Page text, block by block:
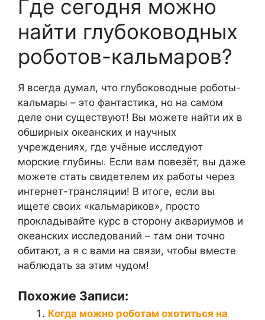
Где сегодня можно
найти глубоководных
роботов-кальмаров?
Я всегда думал, что глубоководные роботы-
кальмары – это фантастика, но на самом
деле они существуют! Вы можете найти их в
обширных океанских и научных
учреждениях, где учёные исследуют
морские глубины. Если вам повезёт, вы даже
можете стать свидетелем их работы через
интернет-трансляции! В итоге, если вы
ищете своих «кальмариков», просто
прокладывайте курс в сторону аквариумов и
океанских исследований – там они точно
обитают, а я с вами на связи, чтобы вместе
наблюдать за этим чудом!
Похожие Записи:
Когда можно роботам охотиться на